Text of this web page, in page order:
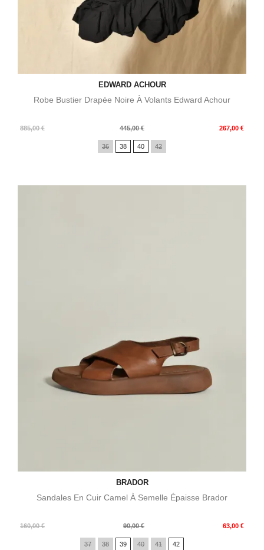
EDWARD ACHOUR
Robe Bustier Drapée Noire À Volants Edward Achour
885,00 €
Prix
445,00 € 267,00 €
Prix
36 38 40 42
BRADOR
Sandales En Cuir Camel À Semelle Épaisse Brador
160,00 €
Prix
90,00 € 63,00 €
Prix
37 38 39 40 41 42